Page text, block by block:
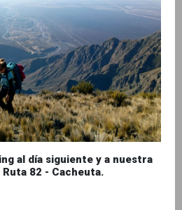
al día siguiente y a nuestra
82 - Cacheuta.